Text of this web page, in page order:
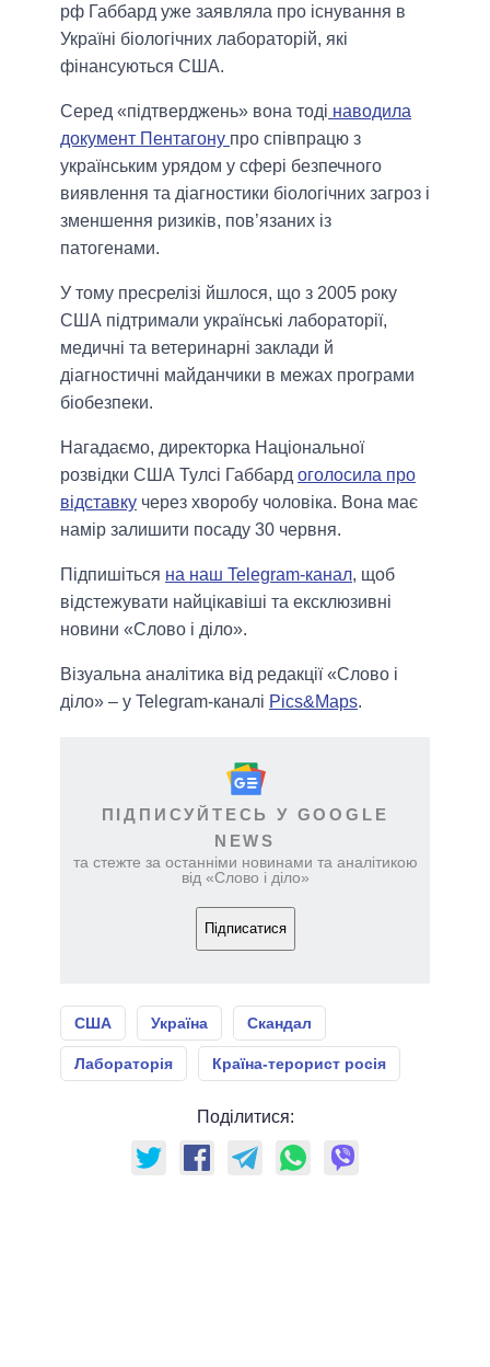
рф Габбард уже заявляла про існування в
Україні біологічних лабораторій, які
фінансуються США.
Серед «підтверджень» вона тоді наводила
документ Пентагону про співпрацю з
українським урядом у сфері безпечного
виявлення та діагностики біологічних загроз і
зменшення ризиків, пов’язаних із
патогенами.
У тому пресрелізі йшлося, що з 2005 року
США підтримали українські лабораторії,
медичні та ветеринарні заклади й
діагностичні майданчики в межах програми
біобезпеки.
Нагадаємо, директорка Національної
розвідки США Тулсі Габбард оголосила про
відставку через хворобу чоловіка. Вона має
намір залишити посаду 30 червня.
Підпишіться на наш Telegram-канал, щоб
відстежувати найцікавіші та ексклюзивні
новини «Слово і діло».
Візуальна аналітика від редакції «Слово і
діло» – у Telegram-каналі Pics&Maps.
ПІДПИСУЙТЕСЬ У GOOGLE
NEWS
та стежте за останніми новинами та аналітикою
від «Слово і діло»
Підписатися
США Україна Скандал
Лабораторія Країна-терорист росія
Поділитися: